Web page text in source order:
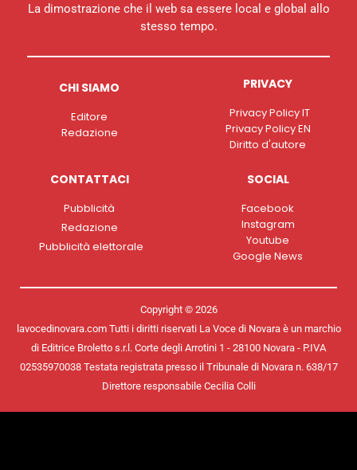
La dimostrazione che il web sa essere local e global allo
stesso tempo.
CHI SIAMO
Editore
Redazione
PRIVACY
Privacy Policy IT
Privacy Policy EN
Diritto d'autore
CONTATTACI
Pubblicità
Redazione
Pubblicità elettorale
SOCIAL
Facebook
Instagram
Youtube
Google News
Copyright © 2026
lavocedinovara.com Tutti i diritti riservati La Voce di Novara è un marchio
di Editrice Broletto s.r.l. Corte degli Arrotini 1 - 28100 Novara - P.IVA
02535970038 Testata registrata presso il Tribunale di Novara n. 638/17
Direttore responsabile Cecilia Colli